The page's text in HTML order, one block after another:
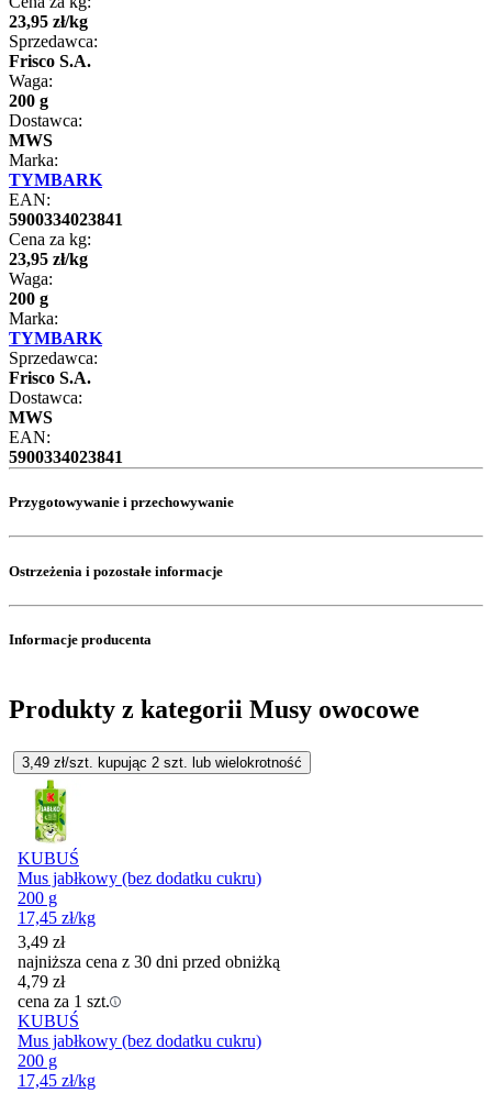
23,95 zł/kg
Sprzedawca:
Frisco S.A.
Waga:
200 g
Dostawca:
MWS
Marka:
TYMBARK
EAN:
5900334023841
Cena za kg:
23,95 zł/kg
Waga:
200 g
Marka:
TYMBARK
Sprzedawca:
Frisco S.A.
Dostawca:
MWS
EAN:
5900334023841
Przygotowywanie i przechowywanie
Ostrzeżenia i pozostałe informacje
Informacje producenta
Produkty z kategorii Musy owocowe
3,49 zł/szt. kupując 2 szt. lub wielokrotność
KUBUŚ
Mus jabłkowy (bez dodatku cukru)
200 g
17,45 zł/kg
3,49 zł
najniższa cena z 30 dni przed obniżką
4,79 zł
cena za 1 szt.
KUBUŚ
Mus jabłkowy (bez dodatku cukru)
200 g
17,45 zł/kg